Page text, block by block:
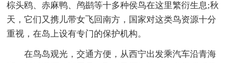
棕头鸥、赤麻鸭、鸬鹚等十多种侯鸟在这里繁衍生息;秋
天，它们又携儿带女飞回南方，国家对这类鸟资源十分
重视，在岛上设有专门的保护机构。
在鸟岛观光，交通方便，从西宁出发乘汽车沿青海